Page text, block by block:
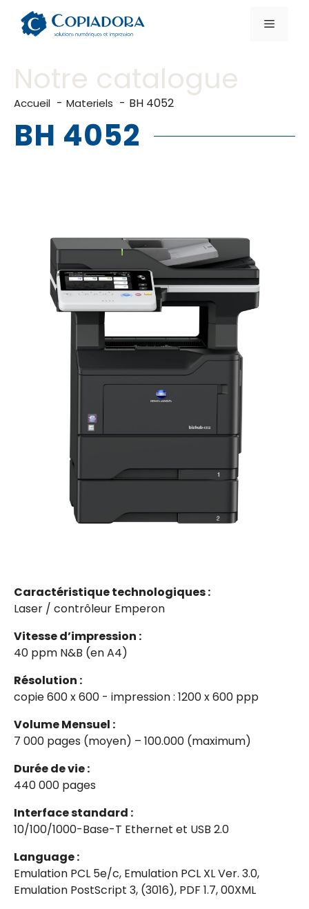
contenu
Menu
Accueil Materiels BH 4052
Notre catalogue
BH 4052
Caractéristique technologiques :
Laser / contrôleur Emperon
Vitesse d’impression :
40 ppm N&B (en A4)
Résolution :
copie 600 x 600 - impression : 1200 x 600 ppp
Volume Mensuel :
7 000 pages (moyen) – 100.000 (maximum)
Durée de vie :
440 000 pages
Interface standard :
10/100/1000-Base-T Ethernet et USB 2.0
Language :
Emulation PCL 5e/c, Emulation PCL XL Ver. 3.0,
Emulation PostScript 3, (3016), PDF 1.7, 00XML